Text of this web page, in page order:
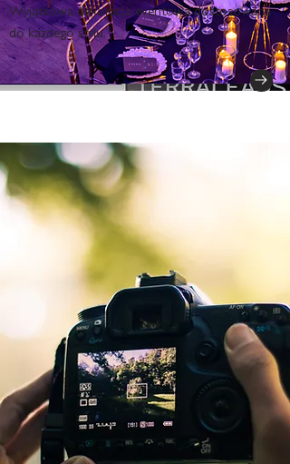
Wyjątkowa dekoracja eventowa dostosowana
do każdego stylu.